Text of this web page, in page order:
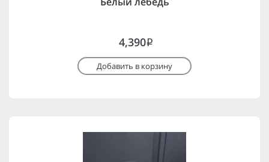
4,390i
Добавить в корзину